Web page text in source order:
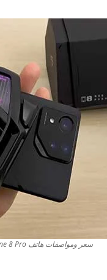
سعر ومواصفات هاتف Asus Rog Phone 8 Pro